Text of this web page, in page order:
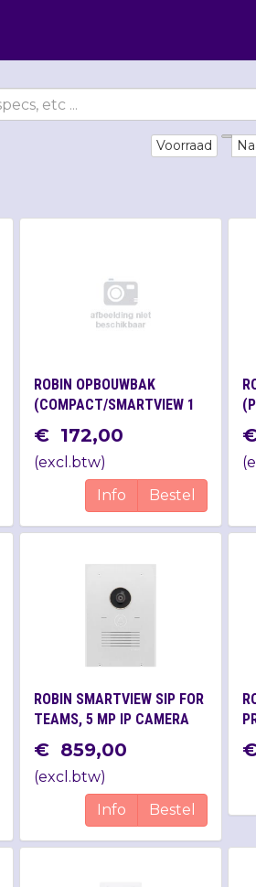
Voorraad
ROBIN OPBOUWBAK
(COMPACT/SMARTVIEW 1
TOETS)
€ 172,00
(excl.btw)
Info
Bestel
(
ROBIN SMARTVIEW SIP FOR
TEAMS, 5 MP IP CAMERA
(WIDEANGLE), 1 TOETS
€ 859,00
(excl.btw)
Info
Bestel